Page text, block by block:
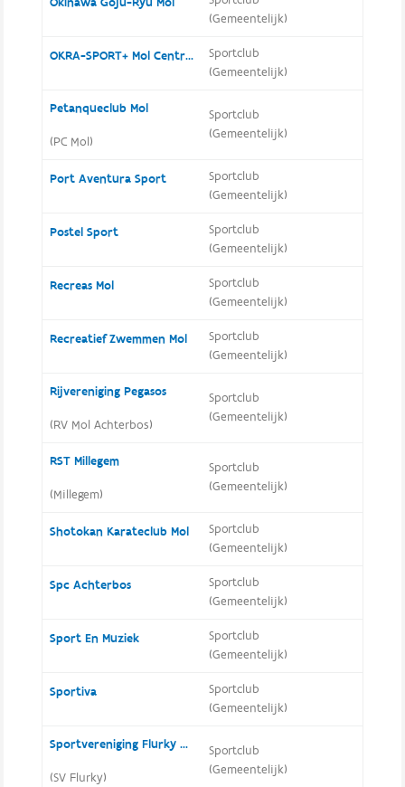
(Gemeentelijk)
OKRA-SPORT+ Mol Centrum
Sportclub
(Gemeentelijk)
Petanqueclub Mol
(PC Mol)
Sportclub
(Gemeentelijk)
Port Aventura Sport
Sportclub
(Gemeentelijk)
Postel Sport
Sportclub
(Gemeentelijk)
Recreas Mol
Sportclub
(Gemeentelijk)
Recreatief Zwemmen Mol
Sportclub
(Gemeentelijk)
Rijvereniging Pegasos
(RV Mol Achterbos)
Sportclub
(Gemeentelijk)
RST Millegem
(Millegem)
Sportclub
(Gemeentelijk)
Shotokan Karateclub Mol
Sportclub
(Gemeentelijk)
Spc Achterbos
Sportclub
(Gemeentelijk)
Sport En Muziek
Sportclub
(Gemeentelijk)
Sportiva
Sportclub
(Gemeentelijk)
Sportvereniging Flurky Mol
(SV Flurky)
Sportclub
(Gemeentelijk)